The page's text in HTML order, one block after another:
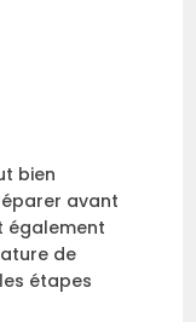
bien
avant
également
de
étapes